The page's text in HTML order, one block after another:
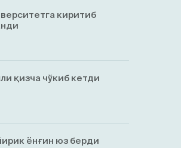
киритиб
қизча чўкиб кетди
ёнғин юз берди